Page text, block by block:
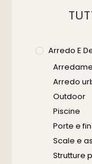
Arredo E
Arredo
Outdoor
Piscine
Porte e
Scale e
Strutture